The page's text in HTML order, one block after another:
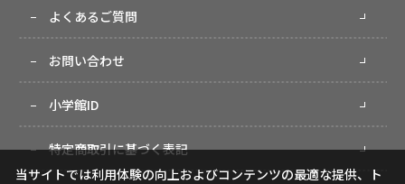
よくあるご質問
お問い合わせ
小学館ID
特定商取引に基づく表記
当サイトでは利用体験の向上およびコンテンツの最適な提供、ト